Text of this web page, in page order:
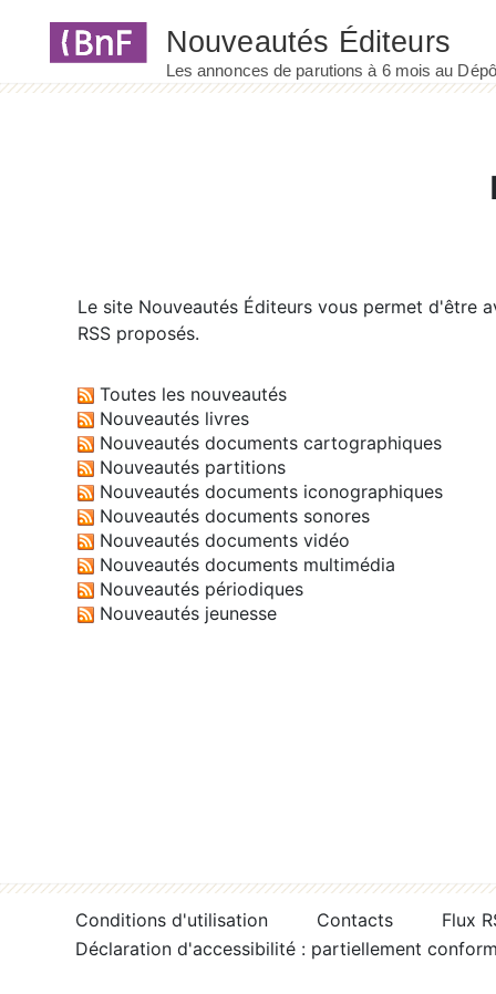
Le site Nouveautés Éditeurs vous permet d'être
RSS proposés.
Toutes les nouveautés
Nouveautés livres
Nouveautés documents cartographiques
Nouveautés partitions
Nouveautés documents iconographiques
Nouveautés documents sonores
Nouveautés documents vidéo
Nouveautés documents multimédia
Nouveautés périodiques
Nouveautés jeunesse
Conditions d'utilisation Contacts
Flux
Déclaration d'accessibilité : partiellement